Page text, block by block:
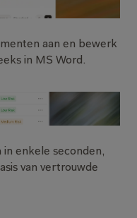
aan en bewerk
in MS Word.
in enkele seconden,
van vertrouwde